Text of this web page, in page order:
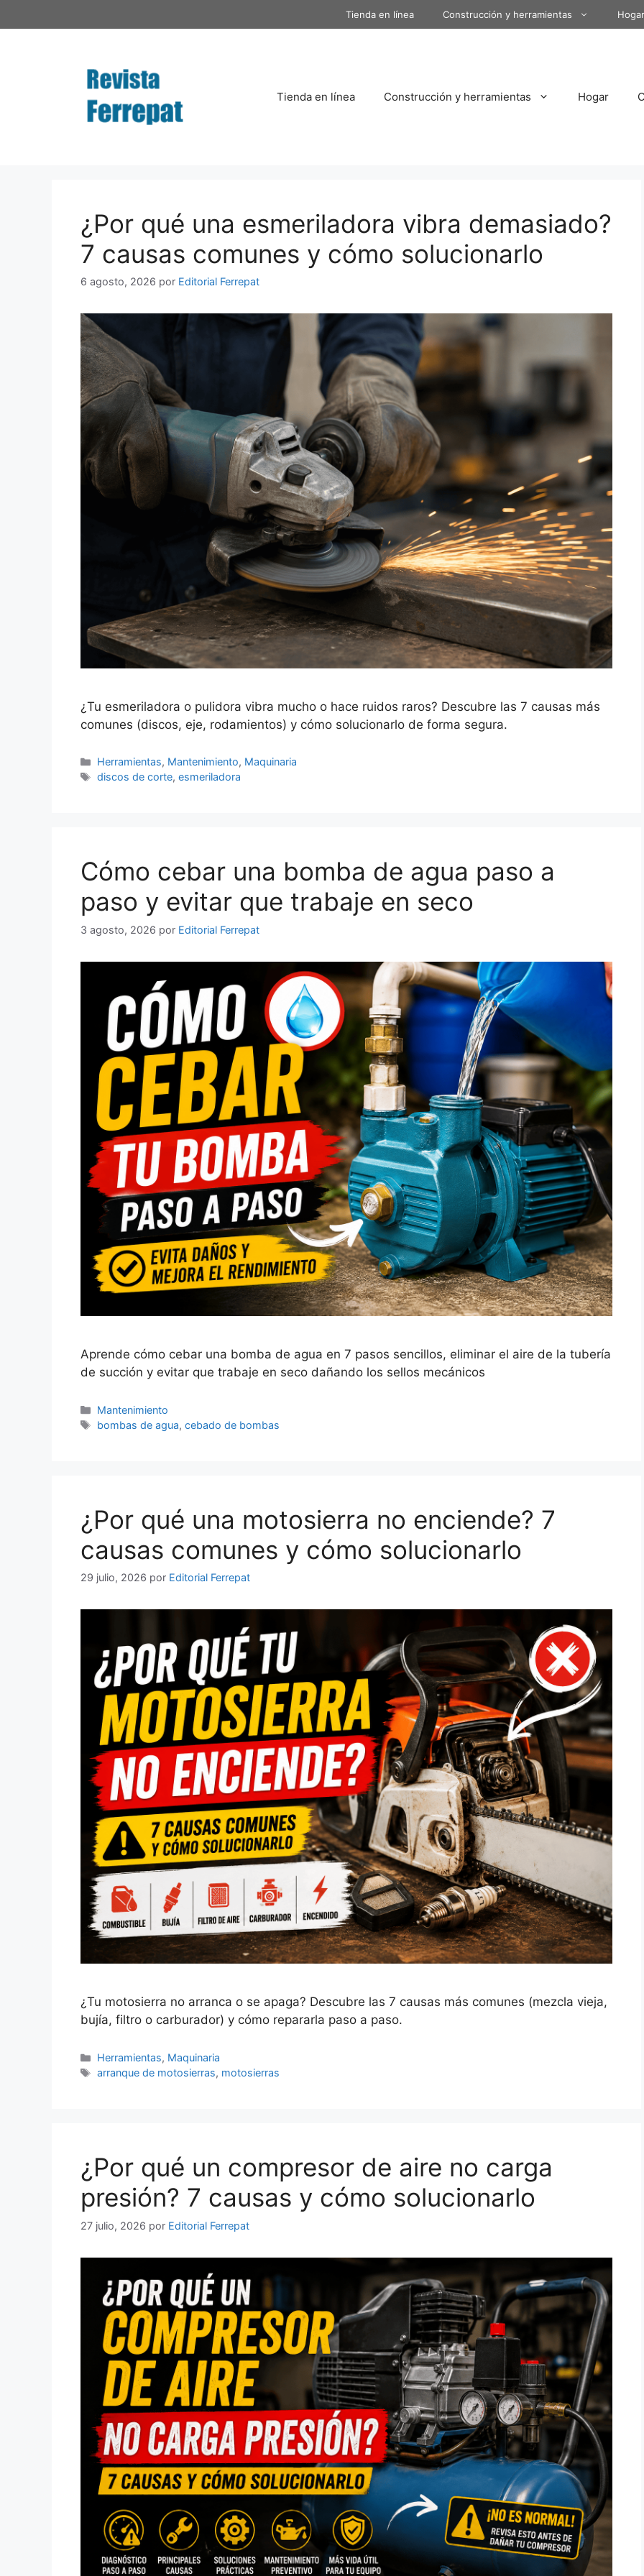
al
Tienda en línea Construcción y herramientas Hogar
Tienda en línea Construcción y herramientas Hogar
¿Por qué una esmeriladora vibra demasiado?
7 causas comunes y cómo solucionarlo
6 agosto, 2026 por Editorial Ferrepat
¿Tu esmeriladora o pulidora vibra mucho o hace ruidos raros? Descubre las 7 causas más
comunes (discos, eje, rodamientos) y cómo solucionarlo de forma segura.
Categorías
Herramientas, Mantenimiento, Maquinaria
Etiquetas
discos de corte,esmeriladora
Cómo cebar una bomba de agua paso a
paso y evitar que trabaje en seco
3 agosto, 2026 por Editorial Ferrepat
Aprende cómo cebar una bomba de agua en 7 pasos sencillos, eliminar el aire de la tubería
de succión y evitar que trabaje en seco dañando los sellos mecánicos
Categorías
Mantenimiento
Etiquetas
bombas de agua,cebado de bombas
¿Por qué una motosierra no enciende? 7
causas comunes y cómo solucionarlo
29 julio, 2026 por Editorial Ferrepat
¿Tu motosierra no arranca o se apaga? Descubre las 7 causas más comunes (mezcla vieja,
bujía, filtro o carburador) y cómo repararla paso a paso.
Categorías
Herramientas, Maquinaria
Etiquetas
arranque de motosierras, motosierras
¿Por qué un compresor de aire no carga
presión? 7 causas y cómo solucionarlo
27 julio, 2026 por Editorial Ferrepat